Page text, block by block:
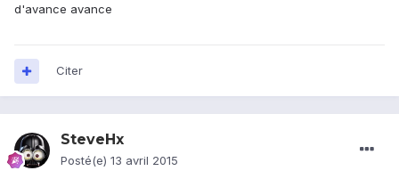
d'avance avance
Citer
SteveHx
Posté(e) 13 avril 2015